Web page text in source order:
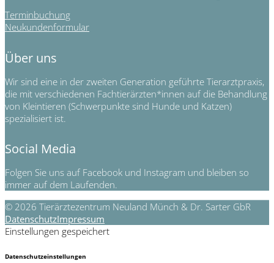
Terminbuchung
Neukundenformular
Über uns
Wir sind eine in der zweiten Generation geführte Tierarztpraxis,
die mit verschiedenen Fachtierärzten*innen auf die Behandlung
von Kleintieren (Schwerpunkte sind Hunde und Katzen)
spezialisiert ist.
Social Media
Folgen Sie uns auf Facebook und Instagram und bleiben so
immer auf dem Laufenden.
© 2026 Tierärztezentrum Neuland Münch & Dr. Sarter GbR
DatenschutzImpressum
Einstellungen gespeichert
Datenschutzeinstellungen